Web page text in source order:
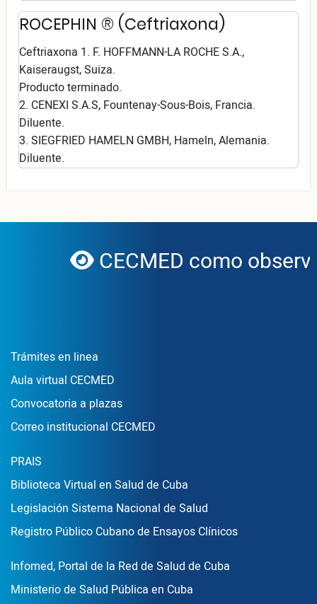
ROCEPHIN ® (Ceftriaxona)
Ceftriaxona 1. F. HOFFMANN-LA ROCHE S.A.,
Kaiseraugst, Suiza.
Producto terminado.
2. CENEXI S.A.S, Fountenay-Sous-Bois, Francia.
Diluente.
3. SIEGFRIED HAMELN GMBH, Hameln, Alemania.
Diluente.
globe
CECMED como
Enlace Footer1
Trámites en linea
Aula virtual CECMED
Convocatoria a plazas
Correo institucional CECMED
Enlace Footer2
PRAIS
Biblioteca Virtual en Salud de Cuba
Legislación Sistema Nacional de Salud
Registro Público Cubano de Ensayos Clínicos
Enlace Footer3
Infomed, Portal de la Red de Salud de Cuba
Ministerio de Salud Pública en Cuba